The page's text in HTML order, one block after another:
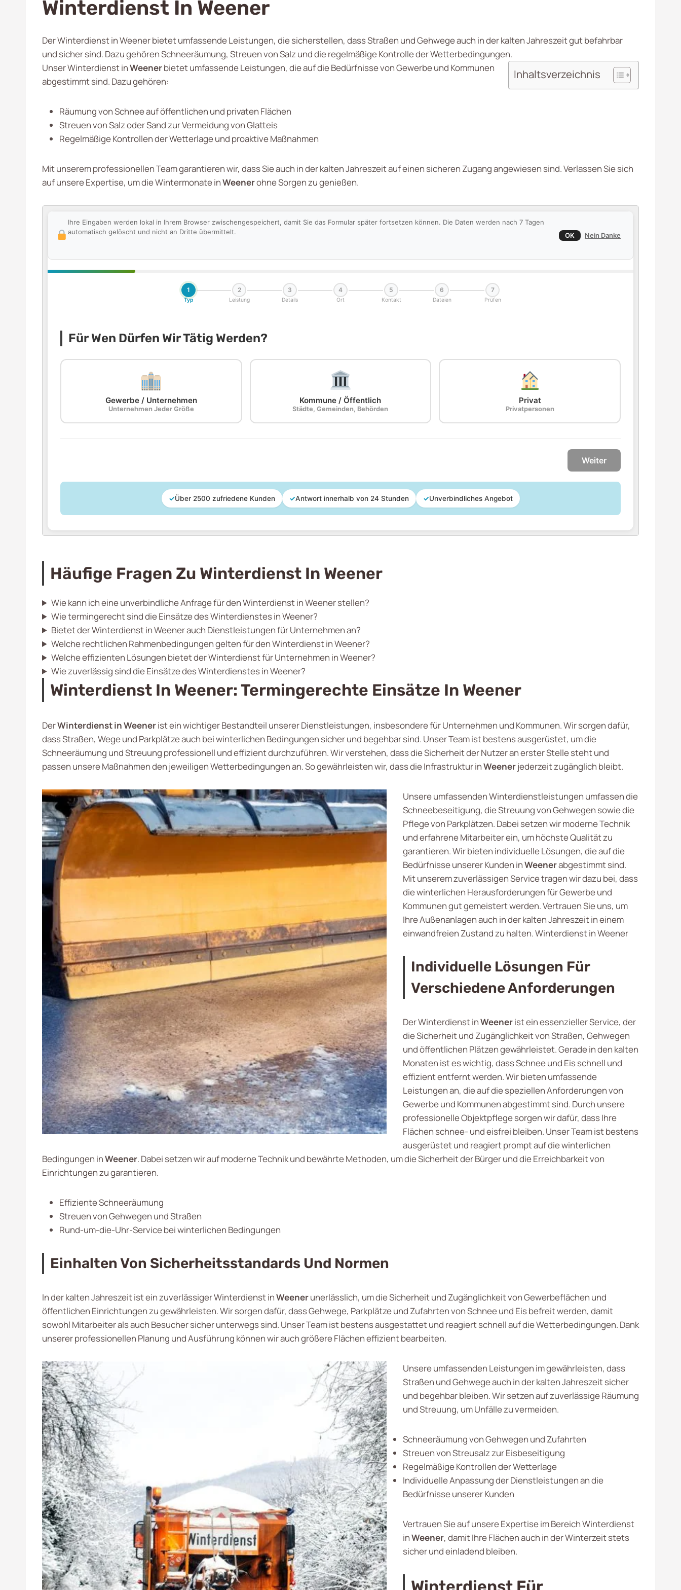
Winterdienst In Weener
Der Winterdienst in Weener bietet umfassende Leistungen, die sicherstellen, dass Straßen und Gehwege auch in der kalten Jahreszeit gut befahrbar
und sicher sind. Dazu gehören Schneeräumung, Streuen von Salz und die regelmäßige Kontrolle der Wetterbedingungen.
Inhaltsverzeichnis
Unser Winterdienst inWeenerbietet umfassende Leistungen, die auf die Bedürfnisse von Gewerbe und Kommunen
abgestimmt sind. Dazu gehören:
Räumung von Schnee auf öffentlichen und privaten Flächen
Streuen von Salz oder Sand zur Vermeidung von Glatteis
Regelmäßige Kontrollen der Wetterlage und proaktive Maßnahmen
Mit unserem professionellen Team garantieren wir, dass Sie auch in der kalten Jahreszeit auf einen sicheren Zugang angewiesen sind. Verlassen Sie sich
auf unsere Expertise, um die Wintermonate inWeenerohne Sorgen zu genießen.
Ihre Eingaben werden lokal in Ihrem Browser zwischengespeichert, damit Sie das Formular später fortsetzen können. Die Daten werden nach 7 Tagen
automatisch gelöscht und nicht an Dritte übermittelt.
OK Nein Danke
1
Typ
2
Leistung
3
Details
4
Ort
5
Kontakt
6
Dateien
7
Prüfen
Für Wen Dürfen Wir Tätig Werden?
Gewerbe / Unternehmen
Unternehmen Jeder Größe
Kommune / Öffentlich
Städte, Gemeinden, Behörden
Privat
Privatpersonen
Weiter
✓Über 2500 zufriedene Kunden ✓Antwort innerhalb von 24 Stunden ✓Unverbindliches Angebot
Häufige Fragen Zu Winterdienst In Weener
Wie kann ich eine unverbindliche Anfrage für den Winterdienst in Weener stellen?
Wie termingerecht sind die Einsätze des Winterdienstes in Weener?
Bietet der Winterdienst in Weener auch Dienstleistungen für Unternehmen an?
Welche rechtlichen Rahmenbedingungen gelten für den Winterdienst in Weener?
Welche effizienten Lösungen bietet der Winterdienst für Unternehmen in Weener?
Wie zuverlässig sind die Einsätze des Winterdienstes in Weener?
Winterdienst In Weener: Termingerechte Einsätze In Weener
DerWinterdienst in Weenerist ein wichtiger Bestandteil unserer Dienstleistungen, insbesondere für Unternehmen und Kommunen. Wir sorgen dafür,
dass Straßen, Wege und Parkplätze auch bei winterlichen Bedingungen sicher und begehbar sind. Unser Team ist bestens ausgerüstet, um die
Schneeräumung und Streuung professionell und effizient durchzuführen. Wir verstehen, dass die Sicherheit der Nutzer an erster Stelle steht und
passen unsere Maßnahmen den jeweiligen Wetterbedingungen an. So gewährleisten wir, dass die Infrastruktur inWeenerjederzeit zugänglich bleibt.
Unsere umfassenden Winterdienstleistungen umfassen die
Schneebeseitigung, die Streuung von Gehwegen sowie die
Pflege von Parkplätzen. Dabei setzen wir moderne Technik
und erfahrene Mitarbeiter ein, um höchste Qualität zu
garantieren. Wir bieten individuelle Lösungen, die auf die
Bedürfnisse unserer Kunden inWeenerabgestimmt sind.
Mit unserem zuverlässigen Service tragen wir dazu bei, dass
die winterlichen Herausforderungen für Gewerbe und
Kommunen gut gemeistert werden. Vertrauen Sie uns, um
Ihre Außenanlagen auch in der kalten Jahreszeit in einem
einwandfreien Zustand zu halten. Winterdienst in Weener
Individuelle Lösungen Für
Verschiedene Anforderungen
Der Winterdienst inWeenerist ein essenzieller Service, der
die Sicherheit und Zugänglichkeit von Straßen, Gehwegen
und öffentlichen Plätzen gewährleistet. Gerade in den kalten
Monaten ist es wichtig, dass Schnee und Eis schnell und
effizient entfernt werden. Wir bieten umfassende
Leistungen an, die auf die speziellen Anforderungen von
Gewerbe und Kommunen abgestimmt sind. Durch unsere
professionelle Objektpflege sorgen wir dafür, dass Ihre
Flächen schnee- und eisfrei bleiben. Unser Team ist bestens
ausgerüstet und reagiert prompt auf die winterlichen
Bedingungen inWeener. Dabei setzen wir auf moderne Technik und bewährte Methoden, um die Sicherheit der Bürger und die Erreichbarkeit von
Einrichtungen zu garantieren.
Effiziente Schneeräumung
Streuen von Gehwegen und Straßen
Rund-um-die-Uhr-Service bei winterlichen Bedingungen
Einhalten Von Sicherheitsstandards Und Normen
In der kalten Jahreszeit ist ein zuverlässiger Winterdienst inWeenerunerlässlich, um die Sicherheit und Zugänglichkeit von Gewerbeflächen und
öffentlichen Einrichtungen zu gewährleisten. Wir sorgen dafür, dass Gehwege, Parkplätze und Zufahrten von Schnee und Eis befreit werden, damit
sowohl Mitarbeiter als auch Besucher sicher unterwegs sind. Unser Team ist bestens ausgestattet und reagiert schnell auf die Wetterbedingungen. Dank
unserer professionellen Planung und Ausführung können wir auch größere Flächen effizient bearbeiten.
Unsere umfassenden Leistungen im gewährleisten, dass
Straßen und Gehwege auch in der kalten Jahreszeit sicher
und begehbar bleiben. Wir setzen auf zuverlässige Räumung
und Streuung, um Unfälle zu vermeiden.
Schneeräumung von Gehwegen und Zufahrten
Streuen von Streusalz zur Eisbeseitigung
Regelmäßige Kontrollen der Wetterlage
Individuelle Anpassung der Dienstleistungen an die
Bedürfnisse unserer Kunden
Vertrauen Sie auf unsere Expertise im Bereich Winterdienst
inWeener, damit Ihre Flächen auch in der Winterzeit stets
sicher und einladend bleiben.